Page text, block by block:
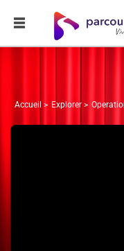
Accueil Explorer